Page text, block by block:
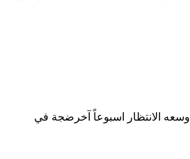
الانتظار اسبوعاً آخرضجة في